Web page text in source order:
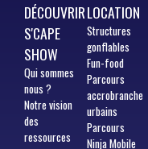
DÉCOUVRIR
S'CAPE
SHOW
Quisommes
nous ?
Notre vision
des
ressources
LOCATION
Structures
gonflables
Fun-food
Parcours
accrobranche
urbains
Parcours
Ninja Mobile